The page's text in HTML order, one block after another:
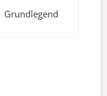
Grundlegend